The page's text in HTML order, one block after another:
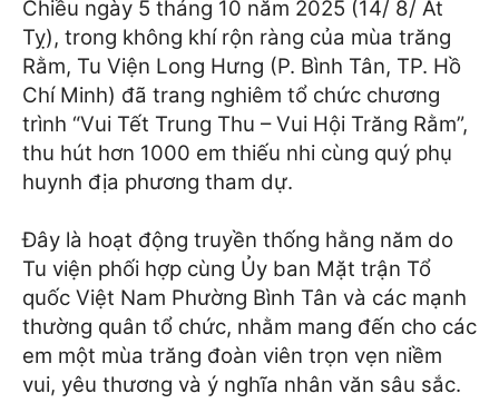
Chiều ngày 5 tháng 10 năm 2025 (14/ 8/ Ất
Tỵ), trong không khí rộn ràng của mùa trăng
Rằm, Tu Viện Long Hưng (P. Bình Tân, TP. Hồ
Chí Minh) đã trang nghiêm tổ chức chương
trình “Vui Tết Trung Thu – Vui Hội Trăng Rằm”,
thu hút hơn 1000 em thiếu nhi cùng quý phụ
huynh địa phương tham dự.
Đây là hoạt động truyền thống hằng năm do
Tu viện phối hợp cùng Ủy ban Mặt trận Tổ
quốc Việt Nam Phường Bình Tân và các mạnh
thường quân tổ chức, nhằm mang đến cho các
em một mùa trăng đoàn viên trọn vẹn niềm
vui, yêu thương và ý nghĩa nhân văn sâu sắc.